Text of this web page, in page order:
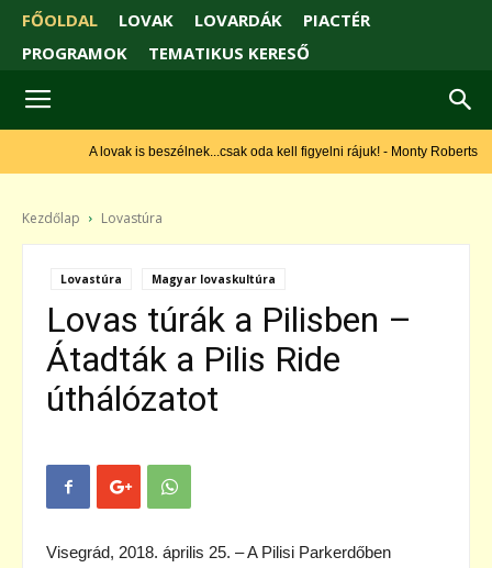
FŐOLDAL LOVAK LOVARDÁK
PIACTÉR
PROGRAMOK
TEMATIKUS KERESŐ
A lovak is beszélnek...csak oda kell figyelni rájuk! - Monty Roberts
Kezdőlap Lovastúra
Lovastúra Magyar lovaskultúra
Lovas túrák a Pilisben –
Átadták a Pilis Ride
úthálózatot
Visegrád, 2018. április 25. – A Pilisi Parkerdőben